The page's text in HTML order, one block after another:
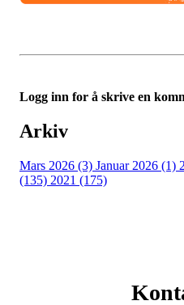
Logg inn for å skrive en
Arkiv
Mars 2026 (3) Januar 2026 (1)
(135) 2021 (175)